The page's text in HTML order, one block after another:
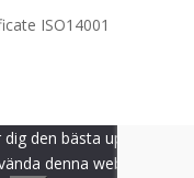
den bästa upplevelsen
denna webbplats